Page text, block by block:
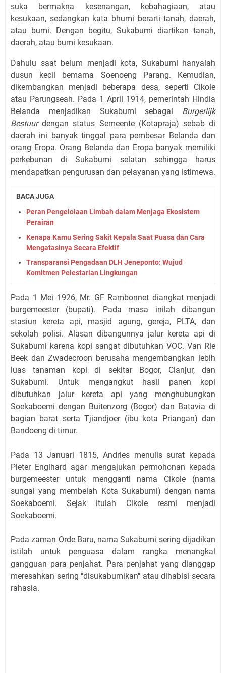
suka bermakna kesenangan, kebahagiaan, atau
kesukaan, sedangkan kata bhumi berarti tanah, daerah,
atau bumi. Dengan begitu, Sukabumi diartikan tanah,
daerah, atau bumi kesukaan.
Dahulu saat belum menjadi kota, Sukabumi hanyalah
dusun kecil bemama Soenoeng Parang. Kemudian,
dikembangkan menjadi beberapa desa, seperti Cikole
atau Parungseah. Pada 1 April 1914, pemerintah Hindia
Belanda menjadikan Sukabumi sebagai Burgerlijk
Bestuurdengan status Semeente (Kotapraja) sebab di
daerah ini banyak tinggal para pembesar Belanda dan
orang Eropa. Orang Belanda dan Eropa banyak memiliki
perkebunan di Sukabumi selatan sehingga harus
mendapatkan pengurusan dan pelayanan yang istimewa.
BACA JUGA
Peran Pengelolaan Limbah dalam Menjaga Ekosistem
Perairan
Kenapa Kamu Sering Sakit Kepala Saat Puasa dan Cara
Mengatasinya Secara Efektif
Transparansi Pengadaan DLH Jeneponto: Wujud
Komitmen Pelestarian Lingkungan
Pada 1 Mei 1926, Mr. GF Rambonnet diangkat menjadi
burgemeester (bupati). Pada masa inilah dibangun
stasiun kereta api, masjid agung, gereja, PLTA, dan
sekolah polisi. Alasan dibangunnya jalur kereta api di
Sukabumi karena kopi sangat dibutuhkan VOC. Van Rie
Beek dan Zwadecroon berusaha mengembangkan lebih
luas tanaman kopi di sekitar Bogor, Cianjur, dan
Sukabumi. Untuk mengangkut hasil panen kopi
dibutuhkan jalur kereta api yang menghubungkan
Soekaboemi dengan Buitenzorg (Bogor) dan Batavia di
bagian barat serta Tjiandjoer (ibu kota Priangan) dan
Bandoeng di timur.
Pada 13 Januari 1815, Andries menulis surat kepada
Pieter Englhard agar mengajukan permohonan kepada
burgemeester untuk mengganti nama Cikole (nama
sungai yang membelah Kota Sukabumi) dengan nama
Soekaboemi. Sejak itulah Cikole resmi menjadi
Soekaboemi.
Pada zaman Orde Baru, nama Sukabumi sering dijadikan
istilah untuk penguasa dalam rangka menangkal
gangguan para penjahat. Para penjahat yang dianggap
meresahkan sering "disukabumikan" atau dihabisi secara
rahasia.